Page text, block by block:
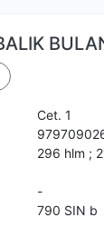
Cet. 1
296 hlm ;
-
790 SIN b